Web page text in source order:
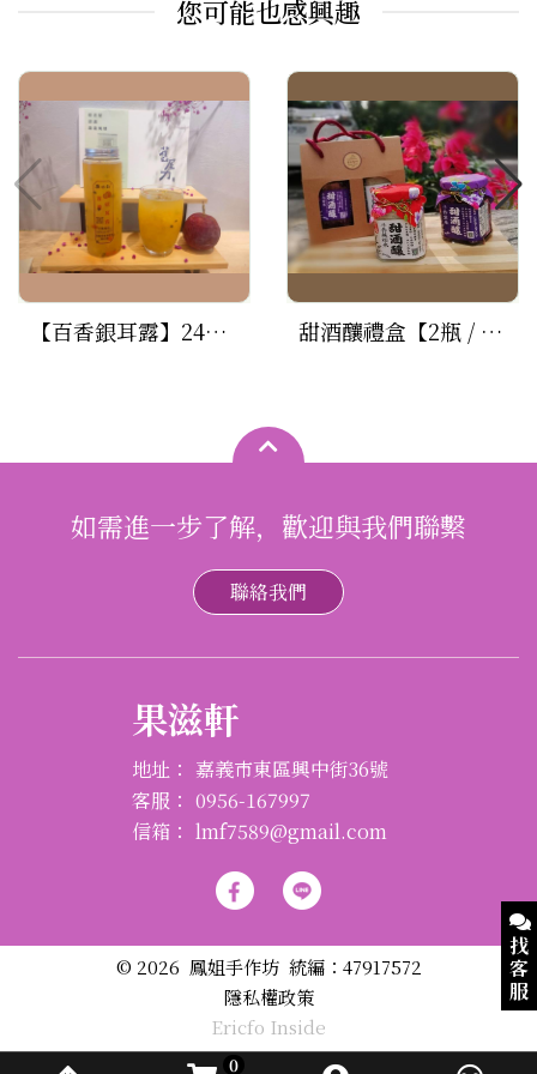
您可能也感興趣
【百香銀耳露】24瓶特惠組(500ml/瓶) 甜酒釀禮盒【2瓶 / 170克 / 瓶】
如需進一步了解，歡迎與我們聯繫
聯絡我們
果滋軒
地址： 嘉義市東區興中街36號
客服： 0956-167997
信箱： lmf7589@gmail.com
© 2026 鳳姐手作坊 統編：47917572
隱私權政策
Ericfo Inside
0
AI
客
找
客
服